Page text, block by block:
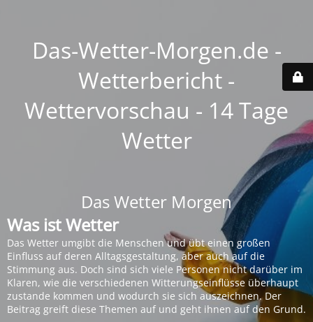
Das-Wetter-Morgen.de -
Wetterbericht -
Wettervorschau - 14 Tage
Wetter
Das Wetter Morgen
Was ist Wetter
Das Wetter umgibt die Menschen und übt einen großen
Einfluss auf deren Alltagsgestaltung, aber auch auf die
Stimmung aus. Doch sind sich viele Personen nicht darüber im
Klaren, wie die verschiedenen Witterungseinflüsse überhaupt
zustande kommen und wodurch sie sich auszeichnen. Der
Beitrag greift diese Themen auf und geht ihnen auf den Grund.